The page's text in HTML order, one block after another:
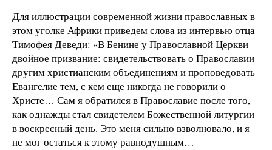
Для иллюстрации современной жизни православных в
этом уголке Африки приведем слова из интервью отца
Тимофея Деведи: «В Бенине у Православной Церкви
двойное призвание: свидетельствовать о Православии
другим христианским объединениям и проповедовать
Евангелие тем, с кем еще никогда не говорили о
Христе… Сам я обратился в Православие после того,
как однажды стал свидетелем Божественной литургии
в воскресный день. Это меня сильно взволновало, и я
не мог остаться к этому равнодушным…